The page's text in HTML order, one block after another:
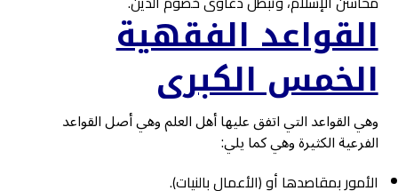
القواعد الفقهية
الخمس الكبرى
وهي القواعد التي اتفق عليها أهل العلم وهي أصل القواعد
الفرعية الكثيرة وهي كما يلي:
الأمور بمقاصدها أو (الأعمال بالنيات).